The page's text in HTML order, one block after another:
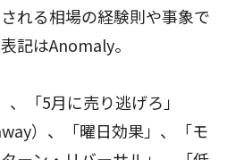
れる相場の経験則や事象で
記はAnomaly。
「5月に売り逃げろ」
）、「曜日効果」、「モ